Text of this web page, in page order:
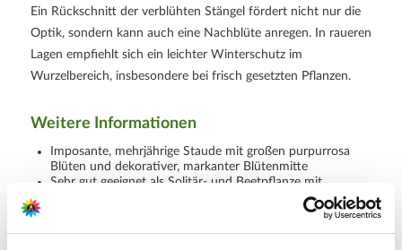
Ein Rückschnitt der verblühten Stängel fördert nicht nur die
Optik, sondern kann auch eine Nachblüte anregen. In raueren
Lagen empfiehlt sich ein leichter Winterschutz im
Wurzelbereich, insbesondere bei frisch gesetzten Pflanzen.
Weitere Informationen
Imposante, mehrjährige Staude mit großen purpurrosa
Blüten und dekorativer, markanter Blütenmitte
Sehr gut geeignet als Solitär- und Beetpflanze mit
Lieferumfang je Verpackungseinheit (VE): 1 Stück